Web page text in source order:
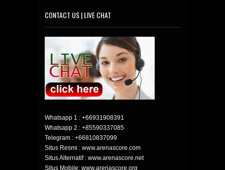
CONTACT US | LIVE CHAT
Whatsapp 1 : +66931908391
Whatsapp 2 : +85590337085
Telegram : +66810837099
Situs Resmi : www.arenascore.com
Situs Alternatif : www.arenascore.net
Situs Mobile: www.arenascore.org